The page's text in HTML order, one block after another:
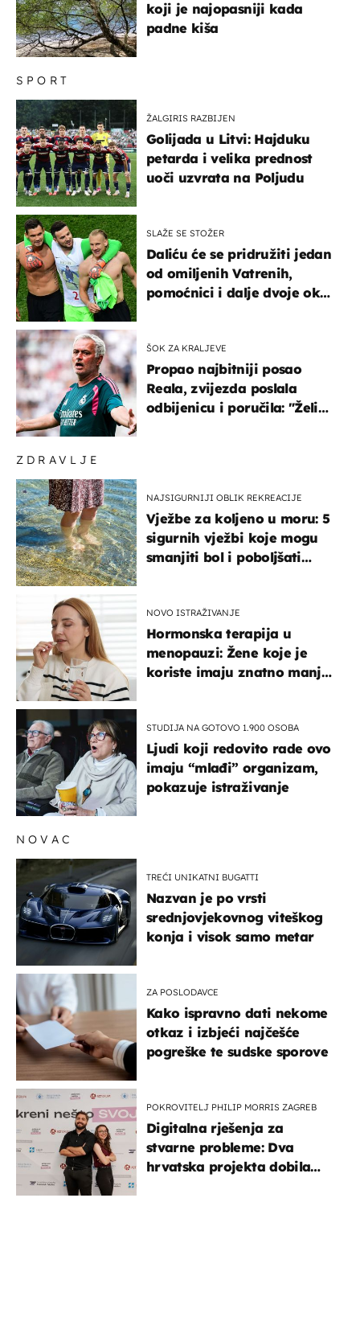
ZDRAVLJE
NAJSIGURNIJI OBLIK REKREACIJE
Vježbe za koljeno u moru: 5
sigurnih vježbi koje mogu
smanjiti bol i poboljšati
NOVO ISTRAŽIVANJE
Hormonska terapija u
menopauzi: Žene koje je
koriste imaju znatno manji
STUDIJA NA GOTOVO 1.900 OSOBA
Ljudi koji redovito rade ovo
imaju “mlađi” organizam,
pokazuje istraživanje
SPORT
ŽALGIRIS RAZBIJEN
Golijada u Litvi: Hajduku
petarda i velika prednost
uoči uzvrata na Poljudu
SLAŽE SE STOŽER
Daliću će se pridružiti jedan
od omiljenih Vatrenih,
pomoćnici i dalje dvoje oko
ŠOK ZA KRALJEVE
Propao najbitniji posao
Reala, zvijezda poslala
odbijenicu i poručila: "Želim
koji je najopasniji kada
padne kiša
NOVAC
TREĆI UNIKATNI BUGATTI
Nazvan je po vrsti
srednjovjekovnog viteškog
konja i visok samo metar
ZA POSLODAVCE
Kako ispravno dati nekome
otkaz i izbjeći najčešće
pogreške te sudske sporove
POKROVITELJ PHILIP MORRIS ZAGREB
Digitalna rješenja za
stvarne probleme: Dva
hrvatska projekta dobila